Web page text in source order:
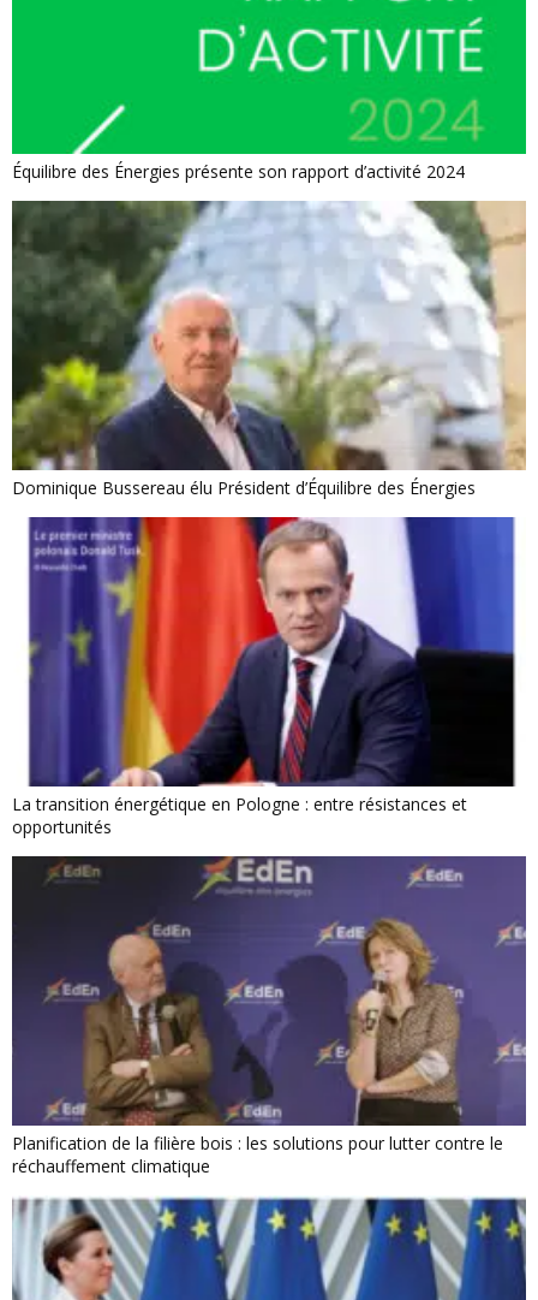
Équilibre des Énergies présente son rapport d’activité 2024
Dominique Bussereau élu Président d’Équilibre des Énergies
La transition énergétique en Pologne : entre résistances et
opportunités
Planification de la filière bois : les solutions pour lutter contre le
réchauffement climatique